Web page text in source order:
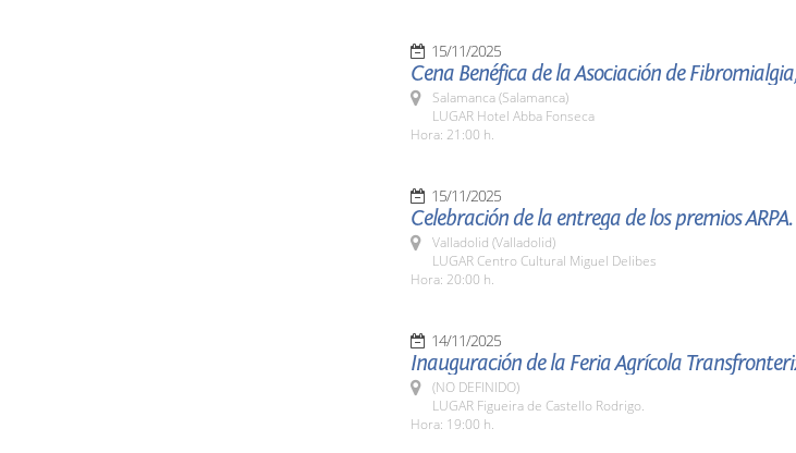
15/11/2025
Cena Benéfica de la Asociación de
Salamanca (Salamanca)
LUGAR Hotel Abba Fonseca
Hora: 21:00 h.
15/11/2025
Celebración de la entrega de los premios ARPA.
Valladolid (Valladolid)
LUGAR Centro Cultural Miguel Delibes
Hora: 20:00 h.
14/11/2025
Inauguración de la Feria Agrícola
(NO DEFINIDO)
LUGAR Figueira de Castello Rodrigo.
Hora: 19:00 h.